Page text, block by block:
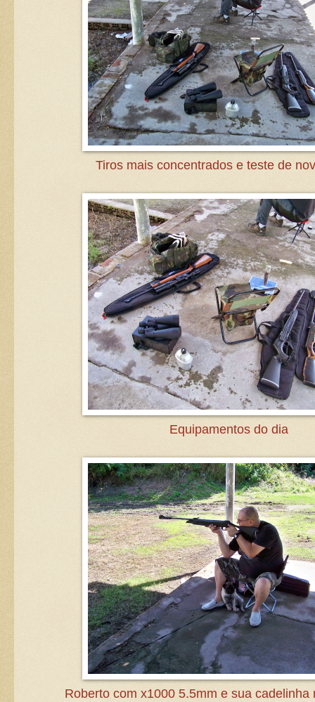
Tiros mais concentrados e teste de
Equipamentos do dia
Roberto com x1000 5.5mm e sua cadelinha